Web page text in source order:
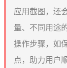
应用截图，还
量、不同用途
操作步骤，如
点，助力用户